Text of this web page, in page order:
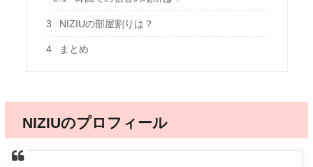
3 NIZIUの部屋割りは？
4 まとめ
NIZIUのプロフィール